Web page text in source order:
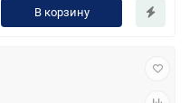
В корзину